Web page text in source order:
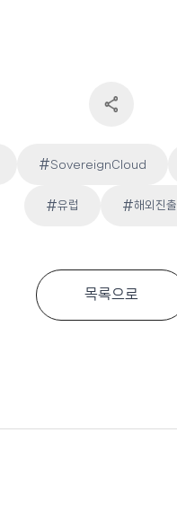
Tags:
#SovereignCloud
#유럽 #해외진출
목록으로